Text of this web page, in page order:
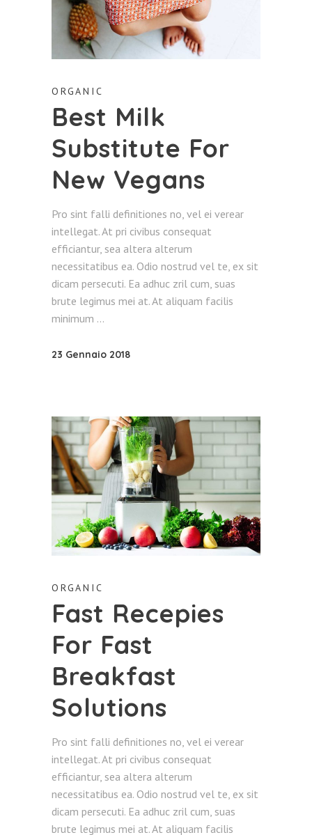
ORGANIC
Best Milk
Substitute For
New Vegans
Pro sint falli definitiones no, vel ei verear
intellegat. At pri civibus consequat
efficiantur, sea altera alterum
necessitatibus ea. Odio nostrud vel te, ex sit
dicam persecuti. Ea adhuc zril cum, suas
brute legimus mei at. At aliquam facilis
minimum
23 Gennaio 2018
ORGANIC
Fast Recepies
For Fast
Breakfast
Solutions
Pro sint falli definitiones no, vel ei verear
intellegat. At pri civibus consequat
efficiantur, sea altera alterum
necessitatibus ea. Odio nostrud vel te, ex sit
dicam persecuti. Ea adhuc zril cum, suas
brute legimus mei at. At aliquam facilis